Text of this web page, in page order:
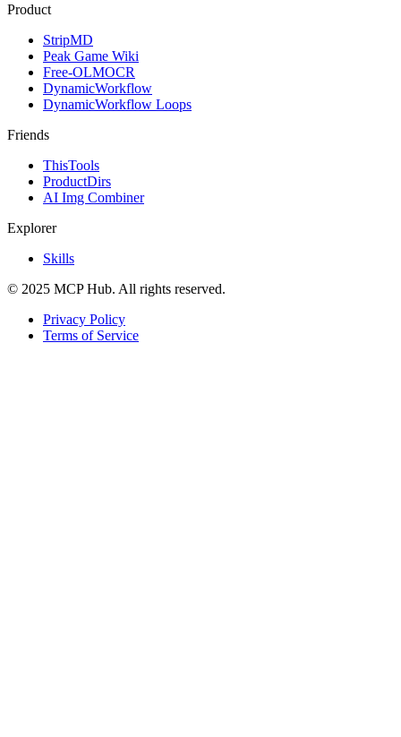
Product
StripMD
Peak Game Wiki
Free-OLMOCR
DynamicWorkflow
DynamicWorkflow Loops
Friends
ThisTools
ProductDirs
AI Img Combiner
Explorer
Skills
© 2025 MCP Hub. All rights reserved.
Privacy Policy
Terms of Service